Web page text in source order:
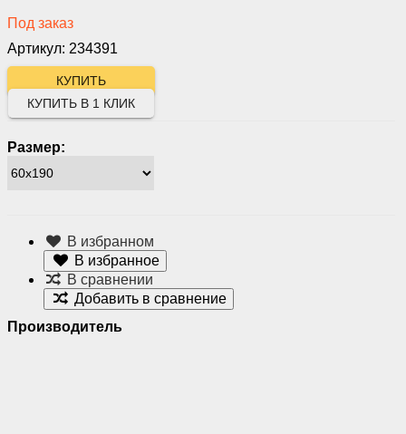
Под заказ
Артикул: 234391
Размер:
КУПИТЬ В 1 КЛИК
В избранном
В избранное
В сравнении
Добавить в сравнение
Производитель